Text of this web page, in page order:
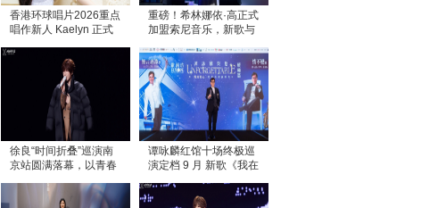
香港环球唱片2026重点
唱作新人 Kaelyn 正式
重磅！希林娜依·高正式
加盟索尼音乐，新歌与
徐良“时间折叠”巡演南
京站圆满落幕，以青春
谭咏麟红馆十场终极巡
演定档 9 月 新歌《我在